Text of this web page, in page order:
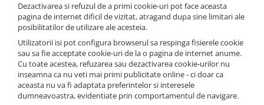
Dezactivarea si refuzul de a primi cookie-uri pot face aceasta
pagina de internet dificil de vizitat, atragand dupa sine limitari ale
posibilitatilor de utilizare ale acesteia.
Utilizatorii isi pot configura browserul sa respinga fisierele cookie
sau sa fie acceptate cookie-uri de la o pagina de internet anume.
Cu toate acestea, refuzarea sau dezactivarea cookie-urilor nu
inseamna ca nu veti mai primi publicitate online - ci doar ca
aceasta nu va fi adaptata preferintelor si interesele
dumneavoastra, evidentiate prin comportamentul de navigare.